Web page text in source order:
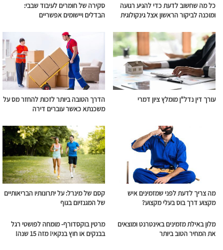
כל מה שחשוב לדעת כדי להגיע רגועה
ומוכנה לביקור הראשון אצל גינקולוגית
סקירה של חומרים לעיבוד שבבי:
הבדלים ויישומים אפשריים
עורך דין נדל"ן מומלץ ציון דמרי
הדרך הטובה ביותר לזכות להחזר מס על
משכנתא כאשר עוברים דירה
מה צריך לדעת לפני שמזמינים איש
מקצוע דרך בוס בעלי מקצוע?
קסם של מינרל: על יתרונותיו הבריאותיים
של המגנזיום בגוף
מלון באילת מזמינים באינטרנט ומוצאים
את המחיר הטוב ביותר
מרטין בוקסדורף- מומחה לפושטי רגל
בבנקים או חוץ בנקאי! מזה 15 שנה!